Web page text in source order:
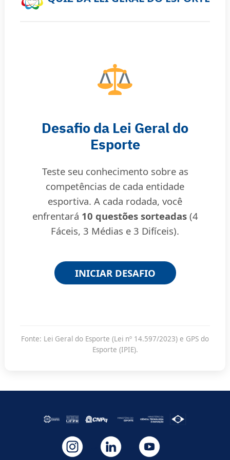
Desafio da Lei Geral do
Esporte
Teste seu conhecimento sobre as
competências de cada entidade
esportiva. A cada rodada, você
enfrentará 10 questões sorteadas(4
Fáceis, 3 Médias e 3 Difíceis).
INICIAR DESAFIO
Fonte: Lei Geral do Esporte (Lei nº 14.597/2023) e GPS do
Esporte (IPIE).